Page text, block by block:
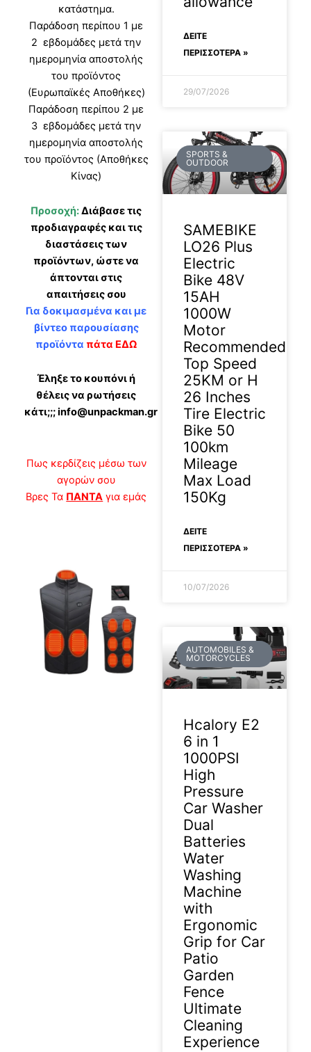
κατάστημα.
Παράδοση περίπου 1 με
2 εβδομάδες μετά την
ημερομηνία αποστολής
του προϊόντος
(Ευρωπαϊκές Αποθήκες)
Παράδοση περίπου 2 με
3 εβδομάδες μετά την
ημερομηνία αποστολής
του προϊόντος (Αποθήκες
Κίνας)
Προσοχή:Διάβασε τις
προδιαγραφές και τις
διαστάσεις των
προϊόντων, ώστε να
άπτονται στις
απαιτήσεις σου
Για δοκιμασμένα και με
βίντεο παρουσίασης
προϊόντα πάτα ΕΔΩ
Έληξε το κουπόνι ή
θέλεις να ρωτήσεις
κάτι;;; info@unpackman.gr
Πως κερδίζεις μέσω των
αγορών σου
Βρες Τα ΠΑΝΤΑ για εμάς
ΔΕΊΤΕ
ΠΕΡΙΣΣΟΤΕΡΑ »
29/07/2026
SPORTS &
OUTDOOR
SAMEBIKE
LO26 Plus
Electric
Bike 48V
15AH
1000W
Motor
Recommended
Top Speed
25KM or H
26 Inches
Tire Electric
Bike 50
100km
Mileage
Max Load
150Kg
ΔΕΊΤΕ
ΠΕΡΙΣΣΟΤΕΡΑ »
10/07/2026
AUTOMOBILES &
MOTORCYCLES
Hcalory E2
6 in 1
1000PSI
High
Pressure
Car Washer
Dual
Batteries
Water
Washing
Machine
with
Ergonomic
Grip for Car
Patio
Garden
Fence
Ultimate
Cleaning
Experience